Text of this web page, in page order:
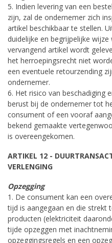
5. Indien levering van een
zijn, zal de ondernemer zich
artikel beschikbaar te stellen.
duidelijke en begrijpelijke
vervangend artikel wordt
het herroepingsrecht niet
een eventuele retourzending
ondernemer.
6. Het risico van beschadiging
berust bij de ondernemer tot
consument of een vooraf
bekend gemaakte
is overeengekomen.
ARTIKEL 12 -
VERLENGING
Opzegging
1. De consument kan een
tijd is aangegaan en die strekt
producten (elektriciteit
tijde opzeggen met
opzeggingsregels en een